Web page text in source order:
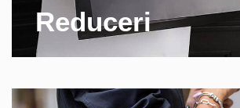
Reduceri